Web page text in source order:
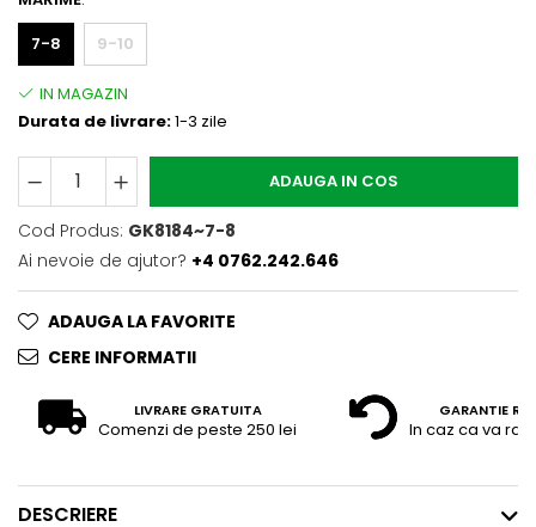
7-8
9-10
Durata de livrare:1-3 zile
ADAUGA IN COS
Cod Produs: GK8184~7-8
Ai nevoie de ajutor? +4 0762.242.646
ADAUGA LA FAVORITE
CERE INFORMATII
LIVRARE GRATUITA
Comenzi de peste 250 lei
GARANTIE
In caz ca va
DESCRIERE